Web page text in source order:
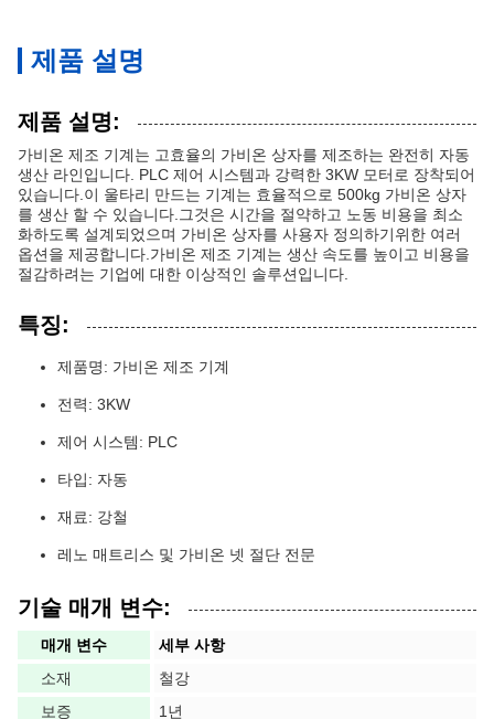
제품 설명
제품 설명:
가비온 제조 기계는 고효율의 가비온 상자를 제조하는 완전히 자동
생산 라인입니다. PLC 제어 시스템과 강력한 3KW 모터로 장착되어
있습니다.이 울타리 만드는 기계는 효율적으로 500kg 가비온 상자
를 생산 할 수 있습니다.그것은 시간을 절약하고 노동 비용을 최소
화하도록 설계되었으며 가비온 상자를 사용자 정의하기위한 여러
옵션을 제공합니다.가비온 제조 기계는 생산 속도를 높이고 비용을
절감하려는 기업에 대한 이상적인 솔루션입니다.
특징:
제품명: 가비온 제조 기계
전력: 3KW
제어 시스템: PLC
타입: 자동
재료: 강철
레노 매트리스 및 가비온 넷 절단 전문
기술 매개 변수:
매개 변수
세부 사항
소재
철강
보증
1년